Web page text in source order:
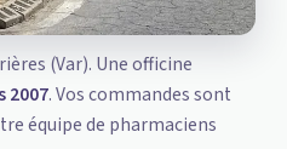
(Var). Une officine
2007. Vos commandes sont
équipe de pharmaciens